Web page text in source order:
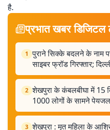
है.
प्रभात खबर डिजिटल
1 पुराने सिक्के बदलने के नाम
साइबर फ्रॉड गिरफ्तार;
2 शेखपुरा के कंबलबीघा में 15
1000 लोगों के सामने
3 शेखपुरा : मृत महिला के